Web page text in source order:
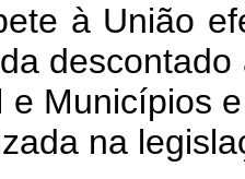
à União
e Municípios
na